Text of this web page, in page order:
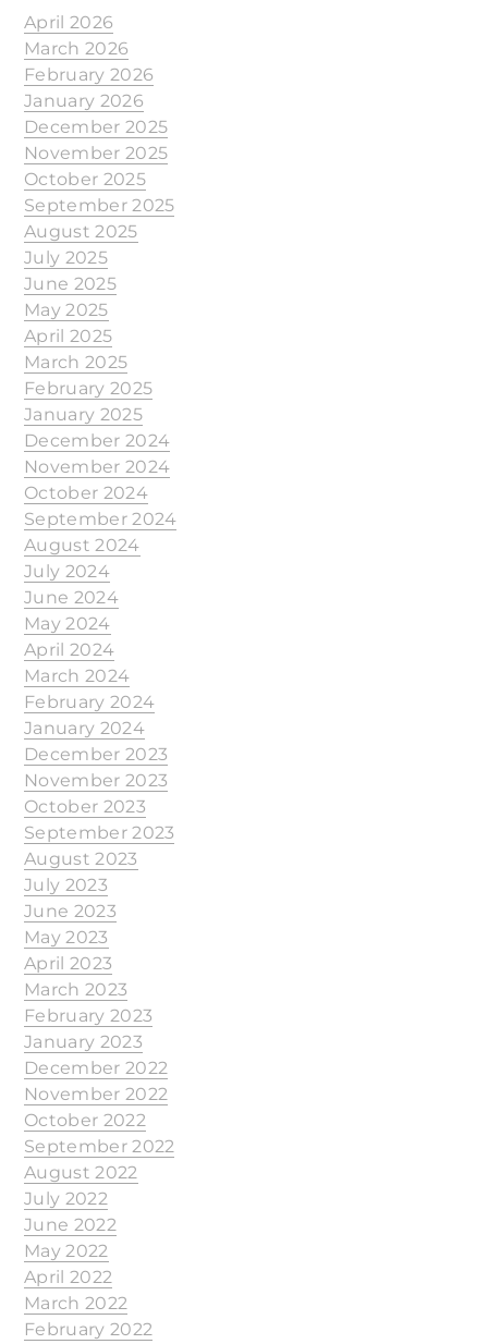
April 2026
March 2026
February 2026
January 2026
December 2025
November 2025
October 2025
September 2025
August 2025
July 2025
June 2025
May 2025
April 2025
March 2025
February 2025
January 2025
December 2024
November 2024
October 2024
September 2024
August 2024
July 2024
June 2024
May 2024
April 2024
March 2024
February 2024
January 2024
December 2023
November 2023
October 2023
September 2023
August 2023
July 2023
June 2023
May 2023
April 2023
March 2023
February 2023
January 2023
December 2022
November 2022
October 2022
September 2022
August 2022
July 2022
June 2022
May 2022
April 2022
March 2022
February 2022